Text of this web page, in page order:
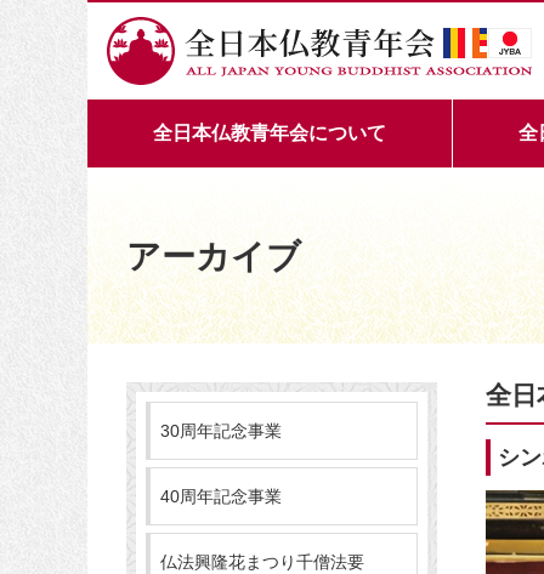
全日本仏教青年会について 全
アーカイブ
全
シ
30周年記念事業
40周年記念事業
仏法興隆花まつり千僧法要